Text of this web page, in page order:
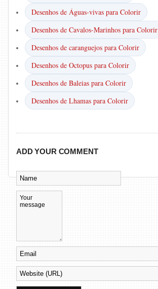
Desenhos de Águas-vivas para Colorir
Desenhos de Cavalos-Marinhos para Colorir
Desenhos de caranguejos para Colorir
Desenhos de Octopus para Colorir
Desenhos de Baleias para Colorir
Desenhos de Lhamas para Colorir
ADD YOUR COMMENT